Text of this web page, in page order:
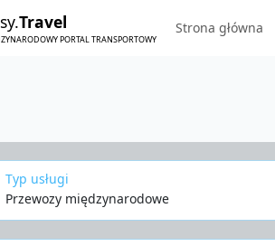
Travel
PORTAL TRANSPORTOWY
Strona główna
Typ usługi
Przewozy międzynarodowe